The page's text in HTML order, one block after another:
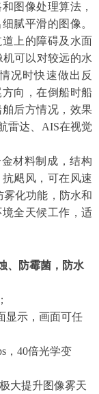
图像处理算法，
腻平滑的图像。
上的障碍及水面
机可以对较远的水
况时快速做出反
向，在倒船时船
后方情况，效果
雷达、 AIS在视觉
材料制成，结构
飓风，可在风速
化功能，防水和
全天候工作，适
、 防霉菌， 防水
显示， 画面可任
，40倍光学变
大提升图像雾天